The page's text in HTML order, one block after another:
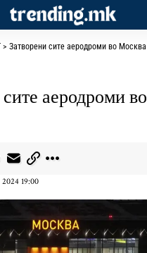
> Затворени сите аеродроми во Москва
аеродроми во
19:00